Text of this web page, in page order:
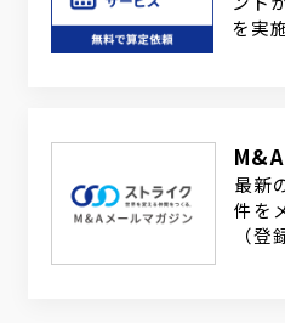
を実
最新
件を
（登